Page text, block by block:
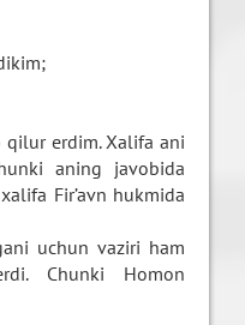
qilur erdim. Xalifa ani
aning javobida
Fir’avn hukmida
uchun vaziri ham
Chunki Homon